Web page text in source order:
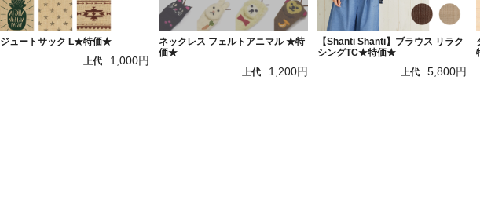
ジュートサック L★特価★
上代
1,000円
ネックレス フェルトアニマル ★特
価★
上代
1,200円
【Shanti Shanti】ブラウス リラク
シングTC★特価★
上代
5,800円